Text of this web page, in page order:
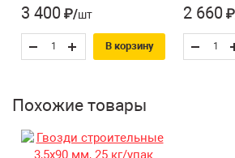
3 400 ₽/шт
В корзину
2 660
Похожие товары